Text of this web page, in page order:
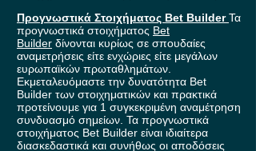
Προγνωστικά Στοιχήματος Bet BuilderΤα
προγνωστικά στοιχήματος Bet
Builder δίνονται κυρίως σε σπουδαίες
αναμετρήσεις είτε ενχώριες είτε μεγάλων
ευρωπαϊκών πρωταθλημάτων.
Εκμεταλευόμαστε την δυνατότητα Bet
Builder των στοιχηματικών και πρακτικά
προτείνουμε για 1 συγκεκριμένη αναμέτρηση
συνδυασμό σημείων. Τα προγνωστικά
στοιχήματος Bet Builder είναι ιδιαίτερα
διασκεδαστικά και συνήθως οι αποδόσεις